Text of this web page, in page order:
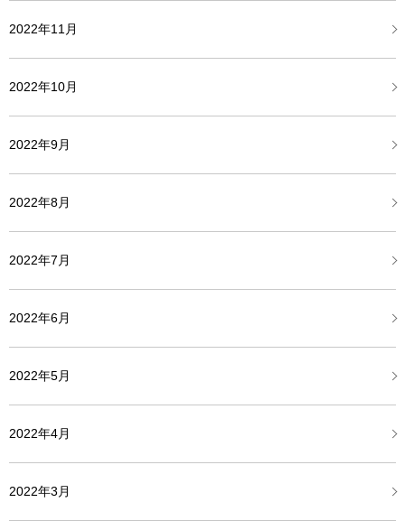
2022年11月
2022年10月
2022年9月
2022年8月
2022年7月
2022年6月
2022年5月
2022年4月
2022年3月